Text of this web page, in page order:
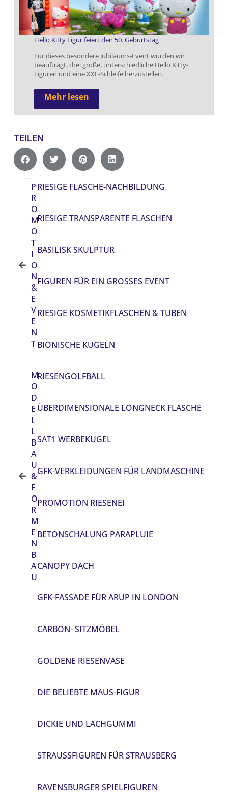
P
R
O
M
O
T
I
O
N
&
E
V
E
N
T
M
O
D
E
L
L
B
A
U
&
F
O
R
M
E
N
B
A
U
RIESIGE FLASCHE-NACHBILDUNG
RIESIGE TRANSPARENTE FLASCHEN
BASILISK SKULPTUR
FIGUREN FÜR EIN GROSSES EVENT
RIESIGE KOSMETIKFLASCHEN & TUBEN
BIONISCHE KUGELN
RIESENGOLFBALL
ÜBERDIMENSIONALE LONGNECK FLASCHE
SAT1 WERBEKUGEL
GFK-VERKLEIDUNGEN FÜR LANDMASCHINE
PROMOTION RIESENEI
BETONSCHALUNG PARAPLUIE
CANOPY DACH
GFK-FASSADE FÜR ARUP IN LONDON
CARBON- SITZMÖBEL
GOLDENE RIESENVASE
DIE BELIEBTE MAUS-FIGUR
DICKIE UND LACHGUMMI
STRAUSSFIGUREN FÜR STRAUSBERG
RAVENSBURGER SPIELFIGUREN
Hello Kitty Figur feiert den 50. Geburtstag
Für dieses besondere Jubiläums-Event wurden wir
beauftragt, drei große, unterschiedliche Hello Kitty-
Figuren und eine XXL-Schleife herzustellen.
Mehr lesen
TEILEN